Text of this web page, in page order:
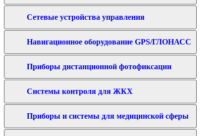
Сетевые устройства управления
Навигационное оборудование GPS/ГЛОНАСС
Приборы дистанционной фотофиксации
Системы контроля для ЖКХ
Приборы и системы для медицинской сферы